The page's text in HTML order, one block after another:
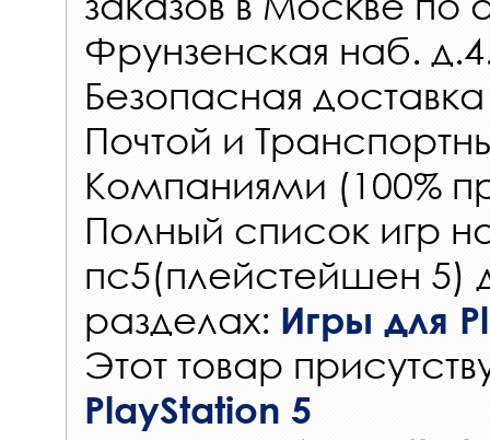
Фрунзенская наб.
Безопасная
Почтой и
Компаниями (100%
Полный список игр
пс5(плейстейшен 5)
разделах: Игры для
Этот товар
PlayStation 5